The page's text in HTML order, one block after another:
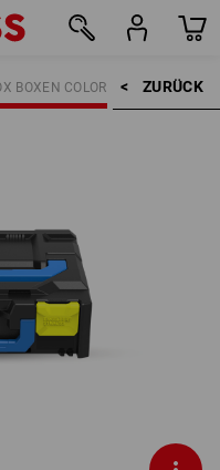
ZURÜCK    >
BOXEN COLOR